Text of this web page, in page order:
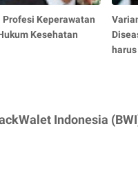
Profesi Keperawatan
Kesehatan
Indonesia